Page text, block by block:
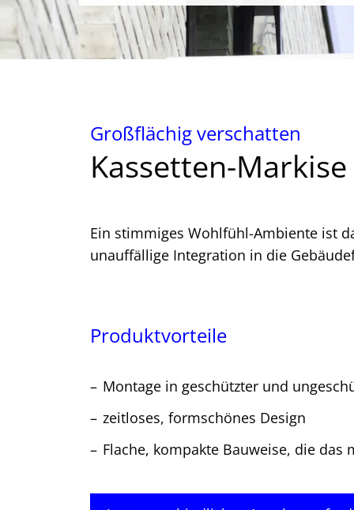
Großflächig verschatten
Kassetten-
Ein stimmiges Wohlfühl-Ambiente ist
unauffällige Integration in die
Produktvorteile
Montage in geschützter und
zeitloses, formschönes Design
Flache, kompakte Bauweise, die